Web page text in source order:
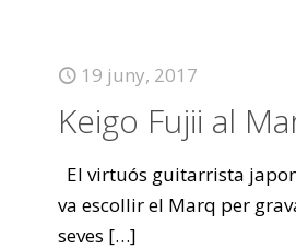
19 juny, 2017
Keigo Fujii al
El virtuós guitarrista
va escollir el Marq per
seves […]